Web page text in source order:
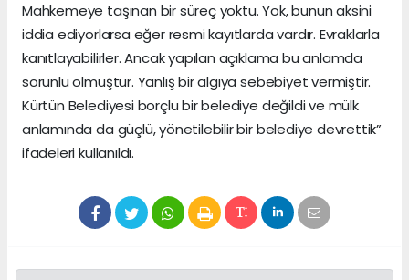
Mahkemeye taşınan bir süreç yoktu. Yok, bunun aksini
iddia ediyorlarsa eğer resmi kayıtlarda vardır. Evraklarla
kanıtlayabilirler. Ancak yapılan açıklama bu anlamda
sorunlu olmuştur. Yanlış bir algıya sebebiyet vermiştir.
Kürtün Belediyesi borçlu bir belediye değildi ve mülk
anlamında da güçlü, yönetilebilir bir belediye devrettik”
ifadeleri kullanıldı.